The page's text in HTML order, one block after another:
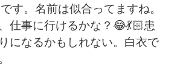
Tiếng Việt
す。名前は似合ってますね。
仕事に行けるかな？😂💃🏻患
になるかもしれない。白衣で